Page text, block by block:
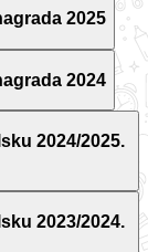
2025
2024
2024/2025.
2023/2024.